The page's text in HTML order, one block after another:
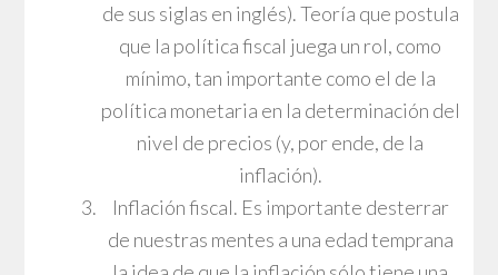
de sus siglas en inglés). Teoría que postula
que la política fiscal juega un rol, como
mínimo, tan importante como el de la
política monetaria en la determinación del
nivel de precios (y, por ende, de la
inflación).
Inflación fiscal. Es importante desterrar
de nuestras mentes a una edad temprana